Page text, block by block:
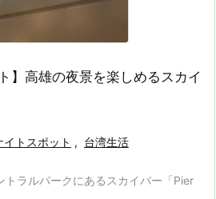
】高雄の夜景を楽しめるスカイ
イトスポット , 台湾生活
トラルパークにあるスカイバー「Pier